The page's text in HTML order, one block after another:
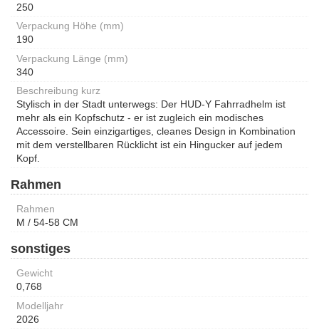
250
Verpackung Höhe (mm)
190
Verpackung Länge (mm)
340
Beschreibung kurz
Stylisch in der Stadt unterwegs: Der HUD-Y Fahrradhelm ist
mehr als ein Kopfschutz - er ist zugleich ein modisches
Accessoire. Sein einzigartiges, cleanes Design in Kombination
mit dem verstellbaren Rücklicht ist ein Hingucker auf jedem
Kopf.
Rahmen
Rahmen
M / 54-58 CM
sonstiges
Gewicht
0,768
Modelljahr
2026